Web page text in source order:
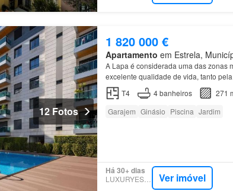
12 Fotos
1 820 000 €
Apartamento em Estrela,
A Lapa é considerada uma das zonas
excelente qualidade de vida, tanto
apartamento , com cerca de 270
T4 4banheiros
271
Garajem Ginásio Piscina Jardim
Há 30+ dias
LUXURYESTATE Ver imóvel